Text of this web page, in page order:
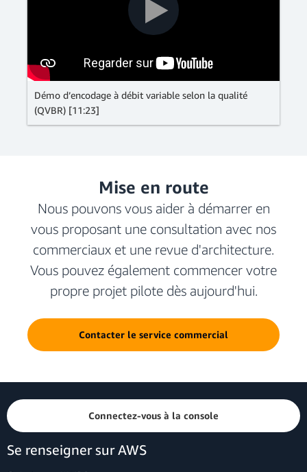
Démo d’encodage à débit variable selon la qualité
(QVBR) [11:23]
Mise en route
Nous pouvons vous aider à démarrer en
vous proposant une consultation avec nos
commerciaux et une revue d'architecture.
Vous pouvez également commencer votre
propre projet pilote dès aujourd'hui.
Contacter le service commercial
Connectez-vous à la console
Se renseigner sur AWS